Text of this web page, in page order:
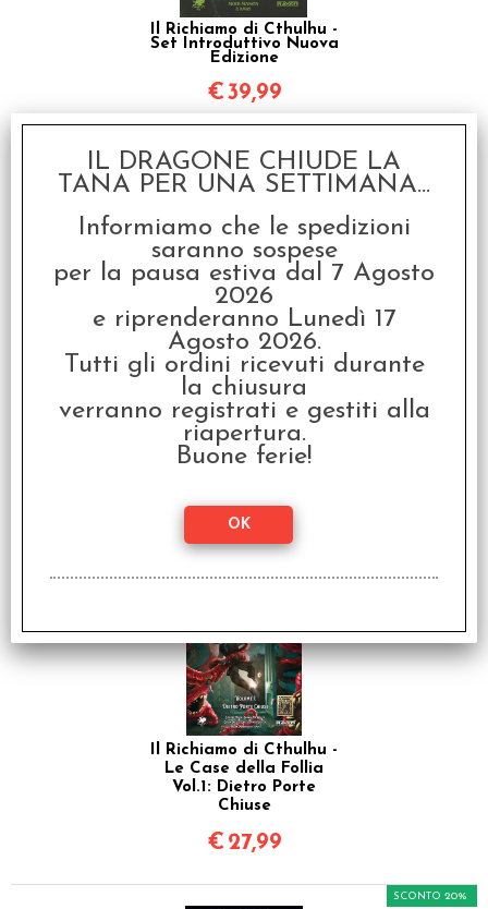
Il Richiamo di Cthulhu -
Set Introduttivo Nuova
Edizione
€39,99
Il Richiamo di Cthulhu -
Manuale Base 7a
Edizione Speciale 50°
Anniversario Chaosium
€69,99
I clienti che hanno acquistato questo
Il Richiamo di Cthulhu -
Le Case della Follia
Vol.1: Dietro Porte
Chiuse
€ 27,99
SCONTO 20%
IL DRAGONE CHIUDE LA
TANA PER UNA SETTIMANA...
Informiamo che le spedizioni
saranno sospese
per la pausa estiva dal 7 Agosto
2026
e riprenderanno Lunedì 17
Agosto 2026.
Tutti gli ordini ricevuti durante
la chiusura
verranno registrati e gestiti alla
riapertura.
Buone ferie!